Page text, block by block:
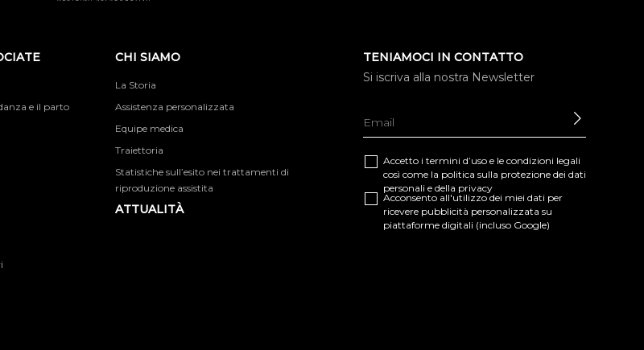
e il parto
CHI SIAMO
La Storia
Assistenza personalizzata
Equipe medica
Traiettoria
Statistiche sull’esito nei trattamenti di
riproduzione assistita
ATTUALITÀ
TENIAMOCI IN CONTATTO
Si iscriva alla nostra Newsletter
Accetto i termini d’uso e le condizioni legali
così come la politica sulla protezione dei dati
personali e della privacy
Acconsento all'utilizzo dei miei dati per
ricevere pubblicità personalizzata su
piattaforme digitali (incluso Google)